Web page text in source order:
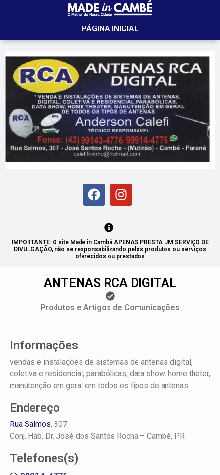
PÁGINA INICIAL
IMPORTANTE: O site Made in Cambé APENAS PRESTA UM SERVIÇO DE
DIVULGAÇÃO, não se responsabilizando pelos produtos ou serviços
oferecidos ou prestados
ANTENAS RCA DIGITAL
Produtos e Artigos de Comunicações
Informações
vendas e instalações de sistemas de antenas digital,
coletiva e residencial, parabólicas, data show, home theter,
manutenção em geral em todos os tipos de antenas
Endereço
Rua Salmos, 307
Conj. Hab. Dr. José dos Santos Rocha – Cambé, PR
Telefones(s)